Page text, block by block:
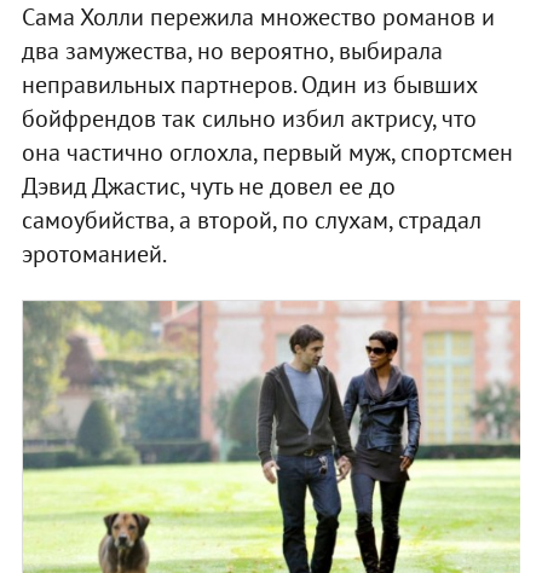
Сама Холли пережила множество романов и
два замужества, но вероятно, выбирала
неправильных партнеров. Один из бывших
бойфрендов так сильно избил актрису, что
она частично оглохла, первый муж, спортсмен
Дэвид Джастис, чуть не довел ее до
самоубийства, а второй, по слухам, страдал
эротоманией.